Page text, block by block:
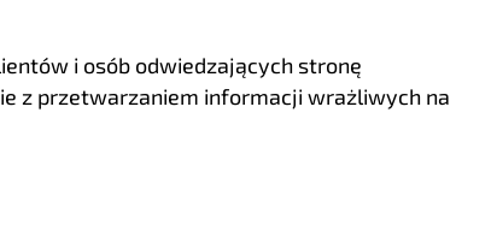
i osób odwiedzających stronę
z przetwarzaniem informacji wrażliwych na